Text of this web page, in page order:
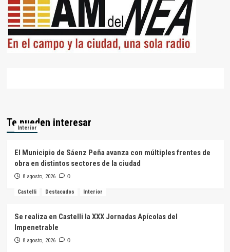
Te pueden interesar
Interior
El Municipio de Sáenz Peña avanza con múltiples frentes de
obra en distintos sectores de la ciudad
8 agosto, 2026 0
Castelli Destacados Interior
Se realiza en Castelli la XXX Jornadas Apícolas del
Impenetrable
8 agosto, 2026 0